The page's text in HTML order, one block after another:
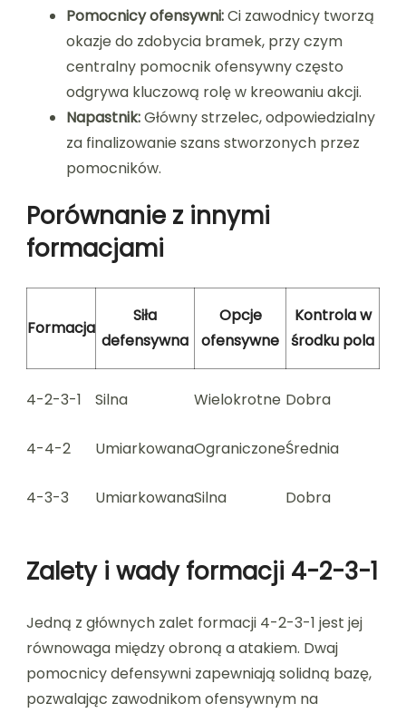
Pomocnicy ofensywni:Ci zawodnicy tworzą
okazje do zdobycia bramek, przy czym
centralny pomocnik ofensywny często
odgrywa kluczową rolę w kreowaniu akcji.
Napastnik:Główny strzelec, odpowiedzialny
za finalizowanie szans stworzonych przez
pomocników.
Porównanie z innymi
formacjami
Formacja
Siła
defensywna
Opcje
ofensywne
Kontrola w
środku pola
4-2-3-1 Silna Wielokrotne Dobra
4-4-2 UmiarkowanaOgraniczoneŚrednia
4-3-3 UmiarkowanaSilna Dobra
Zalety i wady formacji 4-2-3-1
Jedną z głównych zalet formacji 4-2-3-1 jest jej
równowaga między obroną a atakiem. Dwaj
pomocnicy defensywni zapewniają solidną bazę,
pozwalając zawodnikom ofensywnym na